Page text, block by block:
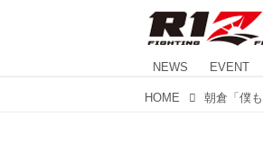
NEWS EVENT
HOME